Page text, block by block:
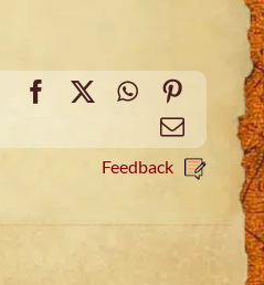
Facebook
X WhatsApp
Email
Feedback